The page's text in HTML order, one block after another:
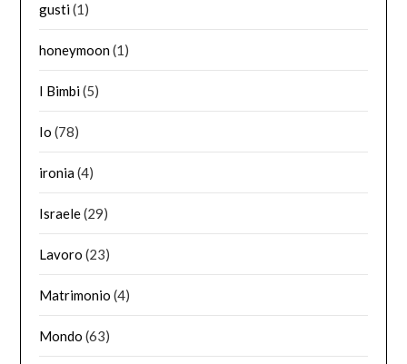
gusti(1)
honeymoon(1)
I Bimbi(5)
Io (78)
ironia(4)
Israele(29)
Lavoro (23)
Matrimonio (4)
Mondo (63)